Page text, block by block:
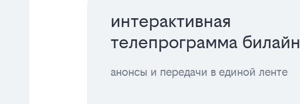
интерактивная
телепрограмма билайн
анонсы и передачи в единой ленте